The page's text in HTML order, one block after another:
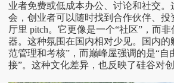
业者免费或低成本办公、讨论和社交。
会，创业者可以随时找到合作伙伴、投
厅里 pitch。它更像是一个“社区”，而
器。这种氛围在国内相对少见。国内的
范管理和考核”，而巅峰屋强调的是“自
接”。这种文化差异，也反映了硅谷对创